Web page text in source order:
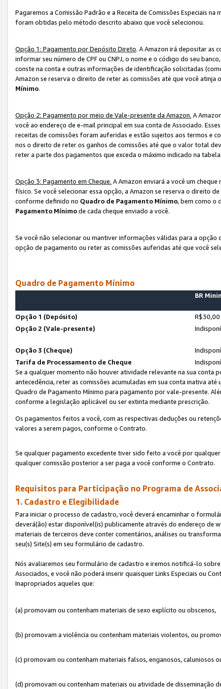
Pagaremos a Comissão Padrão e a Receita de Comissões Especiais
foram obtidas pelo método descrito abaixo que você selecionou.
Opção 1: Pagamento por Depósito Direto. A Amazon irá depositar as
informar seu número de CPF ou CNPJ, o nome e o código do seu
conste na conta e outras informações de identificação solicitadas
Amazon se reserva o direito de reter as comissões até que você
Mínimo.
Opção 2: Pagamento por meio de Vale-presente da Amazon. A
você ao endereço de e-mail principal em sua conta de Associado.
receitas de comissões foram auferidas e estão sujeitos aos termos e
nos o direito de reter os ganhos de comissões até que o valor total
reter a parte dos pagamentos que exceda o máximo indicado na
Opção 3: Pagamento em Cheque. A Amazon enviará a você um
físico. Se você selecionar essa opção, a Amazon se reserva o direito
conforme definido no Quadro de Pagamento Mínimo, bem como o
Pagamento Mínimode cada cheque enviado a você.
Se você não selecionar ou mantiver informações válidas para a
opção de pagamento ou reter as comissões auferidas até que você
Quadro de Pagamento Mínimo
BR
Opção 1 (Depósito)
R$30,00
Opção 2 (Vale-presente)
Opção 3 (Cheque)
Tarifa de Processamento de Cheque
Se a qualquer momento não houver atividade relevante na sua conta
antecedência, reter as comissões acumuladas em sua conta inativa
Quadro de Pagamento Mínimo para pagamento por vale-presente.
conforme a legislação aplicável ou ser extinta mediante prescrição.
Os pagamentos feitos a você, com as respectivas deduções ou
valores a serem pagos, conforme o Contrato.
Se qualquer pagamento excedente tiver sido feito a você por
qualquer comissão posterior a ser paga a você conforme o Contrato.
Requisitos para Participação no Programa de
1. Cadastro e Elegibilidade
Para iniciar o processo de cadastro, você deverá encaminhar o
deverá(ão) estar disponível(is) publicamente através do endereço
materiais de terceiros deve conter comentários, análises ou
seu(s) Site(s) em seu formulário de cadastro.
Nós avaliaremos seu formulário de cadastro e iremos notificá-lo
Associados, e você não poderá inserir quaisquer Links Especiais ou
Inapropriados aqueles que:
(a) promovam ou contenham materiais de sexo explícito ou obscenos,
(b) promovam a violência ou contenham materiais violentos, ou
(c) promovam ou contenham materiais falsos, enganosos, caluniosos
(d) promovam ou contenham materiais ou atividade de disseminação